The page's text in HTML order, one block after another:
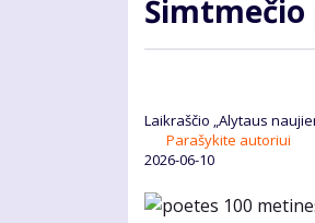
Laikraščio „Alytaus
Parašykite autoriui
2026-06-10